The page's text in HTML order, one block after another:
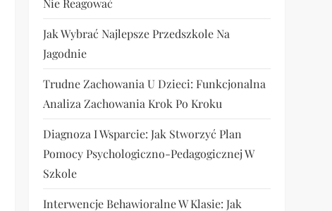
Jak Wybrać Najlepsze Przedszkole Na
Jagodnie
Trudne Zachowania U Dzieci: Funkcjonalna
Analiza Zachowania Krok Po Kroku
Diagnoza I Wsparcie: Jak Stworzyć Plan
Pomocy Psychologiczno-Pedagogicznej W
Szkole
Interwencje Behawioralne W Klasie: Jak